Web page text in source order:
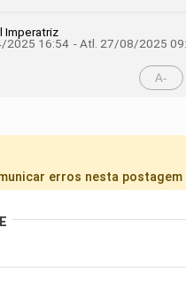
Imperatriz
2025 16:54 - Atl. 27/08/2025
A-
erros nesta postagem